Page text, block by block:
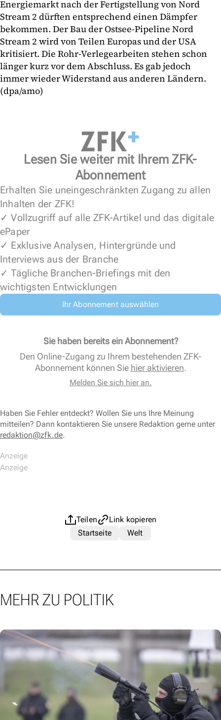
Energiemarkt nach der Fertigstellung von Nord
Stream 2 dürften entsprechend einen Dämpfer
bekommen. Der Bau der Ostsee-Pipeline Nord
Stream 2 wird von Teilen Europas und der USA
kritisiert. Die Rohr-Verlegearbeiten stehen schon
länger kurz vor dem Abschluss. Es gab jedoch
immer wieder Widerstand aus anderen Ländern.
(dpa/amo)
Lesen Sie weiter mit Ihrem ZFK-
Abonnement
Erhalten Sie uneingeschränkten Zugang zu allen
Inhalten der ZFK!
✓ Vollzugriff auf alle ZFK-Artikel und das digitale
ePaper
✓ Exklusive Analysen, Hintergründe und
Interviews aus der Branche
✓ Tägliche Branchen-Briefings mit den
wichtigsten Entwicklungen
Ihr Abonnement auswählen
Sie haben bereits ein Abonnement?
Den Online-Zugang zu Ihrem bestehenden ZFK-
Abonnement können Sie hier aktivieren.
Melden Sie sich hier an.
Haben Sie Fehler entdeckt? Wollen Sie uns Ihre Meinung
mitteilen? Dann kontaktieren Sie unsere Redaktion gerne unter
redaktion@zfk.de.
Teilen
Link kopieren
Startseite
Welt
MEHR ZU POLITIK